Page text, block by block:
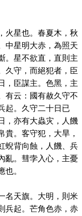
火星也。春夏木，秋
中星明大赤，為照天
。星不欲直，直則主
久守，而絕犯者，臣
，臣謀主。色黑，主
有云：國有赦久守不
起。久守二十日已
，亦有大蟲灾，人饑
貴。客守犯，大旱，
蜺背向蝕，人饑、兵
亂。彗孛入心，主憂
也。
名天旗。大明，則米
兵起。芒角色赤，赤